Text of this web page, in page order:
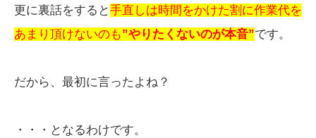
更に裏話をすると手直しは時間をかけた割に作業代を
あまり頂けないのも”やりたくないのが本音”です。
だから、最初に言ったよね？
・・・となるわけです。